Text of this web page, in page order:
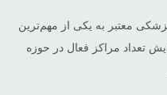
معتبر به یکی از مهم‌ترین
تعداد مراکز فعال در حوزه